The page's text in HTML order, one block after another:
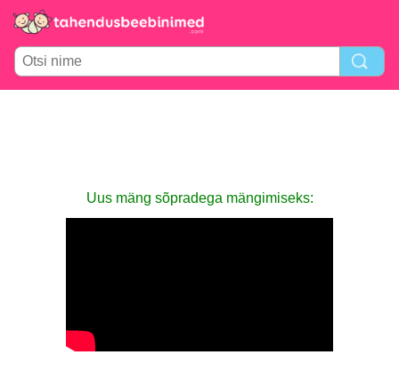
Uus mäng sõpradega mängimiseks: